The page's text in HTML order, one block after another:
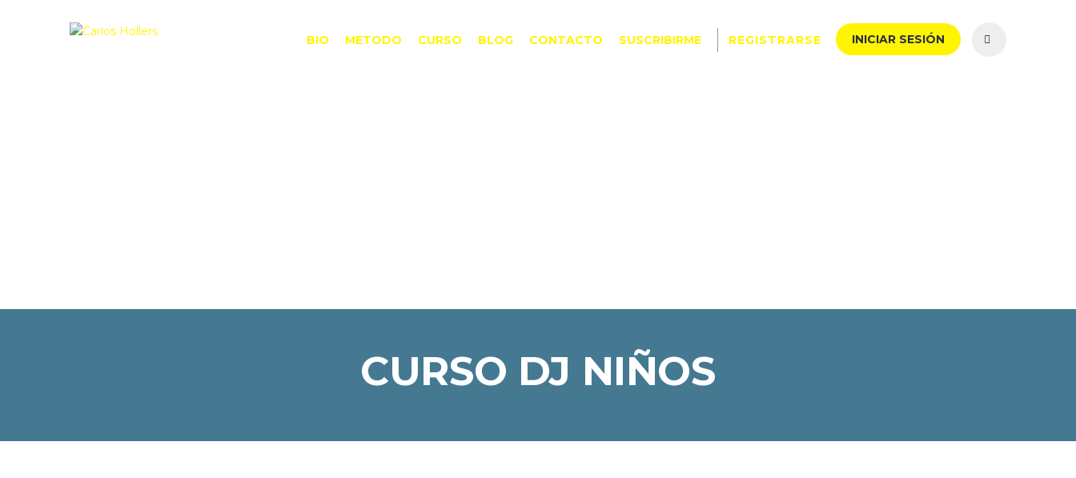
REGISTRARSE INICIAR SESIÓN
BIO METODO CURSO BLOG CONTACTO SUSCRIBIRME
CURSO DJ NIÑOS